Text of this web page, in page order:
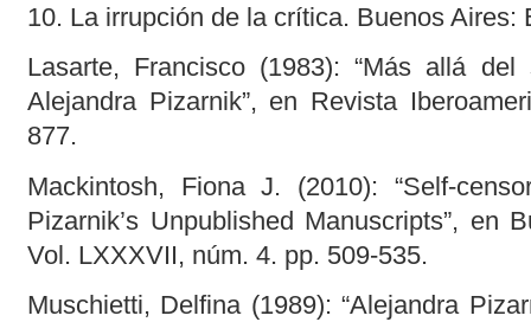
10. La irrupción de la crítica. Buenos Aires:
Lasarte, Francisco (1983): “Más allá
Alejandra Pizarnik”, en Revista
877.
Mackintosh, Fiona J. (2010): “Self-
Pizarnik’s Unpublished Manuscripts”, en
Vol. LXXXVII, núm. 4. pp. 509-535.
Muschietti, Delfina (1989): “Alejandra